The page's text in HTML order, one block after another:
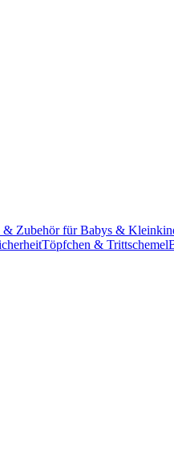
& Zubehör für Babys &
Töpfchen & Trittschemel